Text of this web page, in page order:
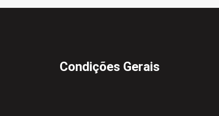
Condições Gerais